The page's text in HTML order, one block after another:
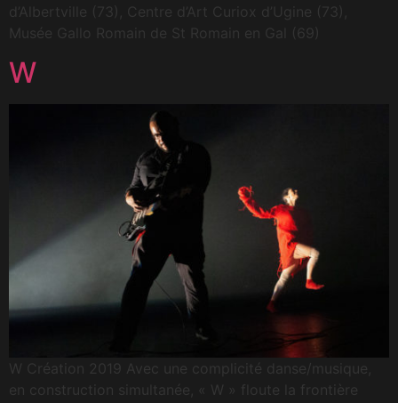
d’Albertville (73), Centre d’Art Curiox d’Ugine (73),
Musée Gallo Romain de St Romain en Gal (69)
W
W Création 2019 Avec une complicité danse/musique,
en construction simultanée, « W » floute la frontière